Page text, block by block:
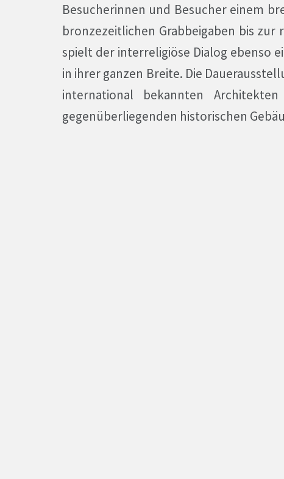
Besucherinnen und Besucher einem
bronzezeitlichen Grabbeigaben bis zur
spielt der interreligiöse Dialog ebenso
in ihrer ganzen Breite. Die
international bekannten
gegenüberliegenden historischen